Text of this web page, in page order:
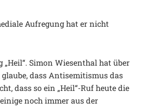
Aufregung hat er nicht
Simon Wiesenthal hat über
dass Antisemitismus das
dass so ein „Heil“-Ruf heute die
noch immer aus der